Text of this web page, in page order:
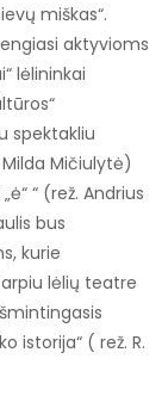
miškas“.
aktyvioms
lėlininkai
spektakliu
Milda Mičiulytė)
“ (rež. Andrius
bus
kurie
lėlių teatre
istorija“ ( rež. R.